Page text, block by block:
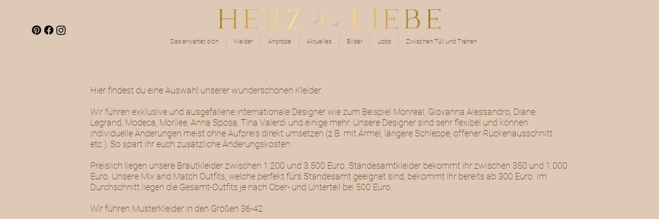
Das erwartet dich Kleider Anprobe Aktuelles Bilder Jobs Zwischen Tüll und Tränen
Hier findest du eine Auswahl unserer wunderschönen Kleider.
Wir führen exklusive und ausgefallene internationale Designer wie zum Beispiel Monreal, Giovanna Alessandro, Diane
Legrand, Modeca, Morilee, Anna Sposa, Tina Valerdi und einige mehr. Unsere Designer sind sehr flexibel und können
individuelle Änderungen meist ohne Aufpreis direkt umsetzen (z.B. mit Ärmel, längere Schleppe, offener Rückenausschnitt
etc.). So spart ihr euch zusätzliche Änderungskosten.
Preislich liegen unsere Brautkleider zwischen 1.200 und 3.500 Euro. Standesamtkleider bekommt ihr zwischen 350 und 1.000
Euro. Unsere Mix and Match Outfits, welche perfekt fürs Standesamt geeignet sind, bekommt ihr bereits ab 300 Euro. Im
Durchschnitt liegen die Gesamt-Outfits je nach Ober- und Unterteil bei 500 Euro.
Wir führen Musterkleider in den Größen 36-42.